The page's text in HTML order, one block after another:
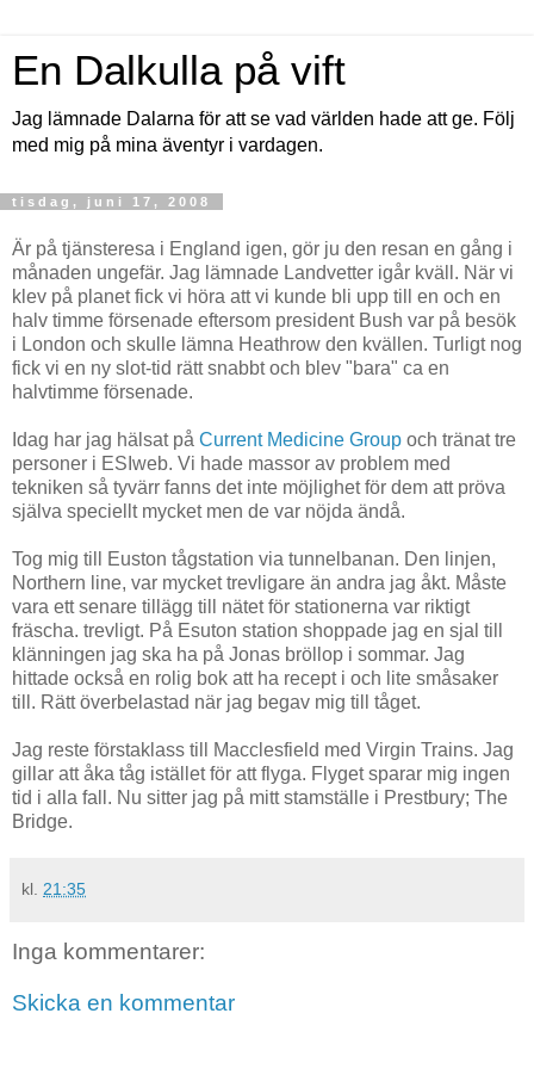
En Dalkulla på vift
Jag lämnade Dalarna för att se vad världen hade att ge. Följ
med mig på mina äventyr i vardagen.
tisdag, juni 17, 2008
Är på tjänsteresa i England igen, gör ju den resan en gång i
månaden ungefär. Jag lämnade Landvetter igår kväll. När vi
klev på planet fick vi höra att vi kunde bli upp till en och en
halv timme försenade eftersom president Bush var på besök
i London och skulle lämna Heathrow den kvällen. Turligt nog
fick vi en ny slot-tid rätt snabbt och blev "bara" ca en
halvtimme försenade.
Idag har jag hälsat på Current Medicine Group och tränat tre
personer i ESIweb. Vi hade massor av problem med
tekniken så tyvärr fanns det inte möjlighet för dem att pröva
själva speciellt mycket men de var nöjda ändå.
Tog mig till Euston tågstation via tunnelbanan. Den linjen,
Northern line, var mycket trevligare än andra jag åkt. Måste
vara ett senare tillägg till nätet för stationerna var riktigt
fräscha. trevligt. På Esuton station shoppade jag en sjal till
klänningen jag ska ha på Jonas bröllop i sommar. Jag
hittade också en rolig bok att ha recept i och lite småsaker
till. Rätt överbelastad när jag begav mig till tåget.
Jag reste förstaklass till Macclesfield med Virgin Trains. Jag
gillar att åka tåg istället för att flyga. Flyget sparar mig ingen
tid i alla fall. Nu sitter jag på mitt stamställe i Prestbury; The
Bridge.
kl. 21:35
Inga kommentarer:
Skicka en kommentar